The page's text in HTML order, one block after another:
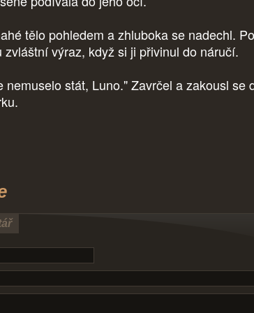
tělo pohledem a zhluboka se nadechl. Po
zvláštní výraz, když si ji přivinul do náručí.
nemuselo stát, Luno." Zavrčel a zakousl se